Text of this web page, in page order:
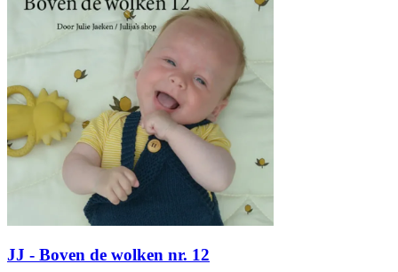
JJ - Boven de wolken nr. 12